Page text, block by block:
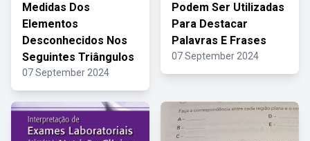
Medidas Dos
Elementos
Desconhecidos Nos
Seguintes Triângulos
07 September 2024
Podem Ser Utilizadas
Para Destacar
Palavras E Frases
07 September 2024